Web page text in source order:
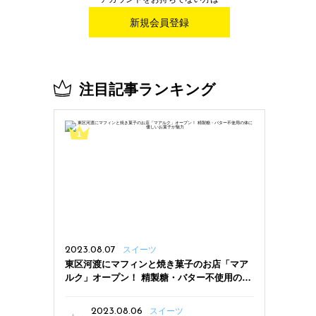
新規会員登録
注目記事ランキング
2023.08.07 スイーツ
東区河渡にマフィンと焼き菓子のお店「マア
ルク」オープン！ 精製糖・バター不使用の体
2023.08.06
スイーツ